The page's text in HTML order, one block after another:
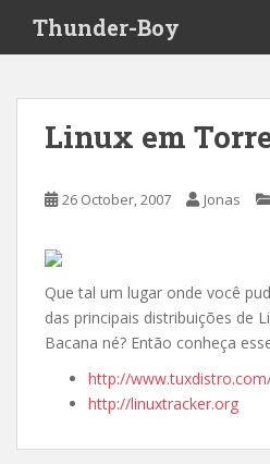
i
Thunder-Boy
Linux em
26 October, 2007 Jonas
Que tal um lugar onde você
das principais distribuições de
Bacana né? Então conheça
http://
http://linuxtracker.org